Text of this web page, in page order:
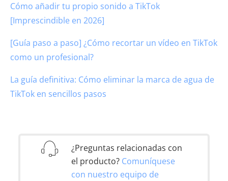
Cómo añadir tu propio sonido a TikTok
[Imprescindible en 2026]
[Guía paso a paso] ¿Cómo recortar un vídeo en TikTok
como un profesional?
La guía definitiva: Cómo eliminar la marca de agua de
TikTok en sencillos pasos
¿Preguntas relacionadas con
el producto? Comuníquese
con nuestro equipo de